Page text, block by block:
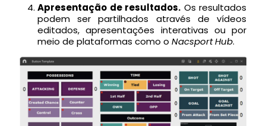
Apresentação de resultados. Os resultados
podem ser partilhados através de vídeos
editados, apresentações interativas ou por
meio de plataformas como o Nacsport Hub.